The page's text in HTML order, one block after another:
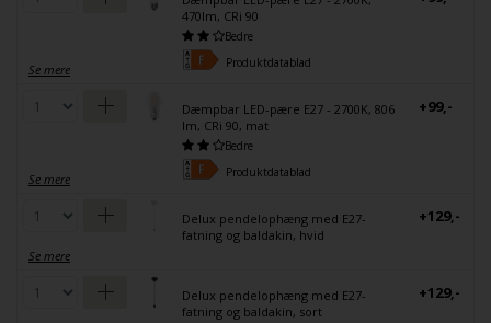
Se mere
470lm, CRi 90
Bedre
Produktdatablad
Se mere
Dæmpbar LED-pære E27 - 2700K, 806
lm, CRi 90, mat
Bedre
Produktdatablad
+99,-
Se mere
Delux pendelophæng med E27-
fatning og baldakin, hvid
+129,-
Delux pendelophæng med E27-
fatning og baldakin, sort
+129,-